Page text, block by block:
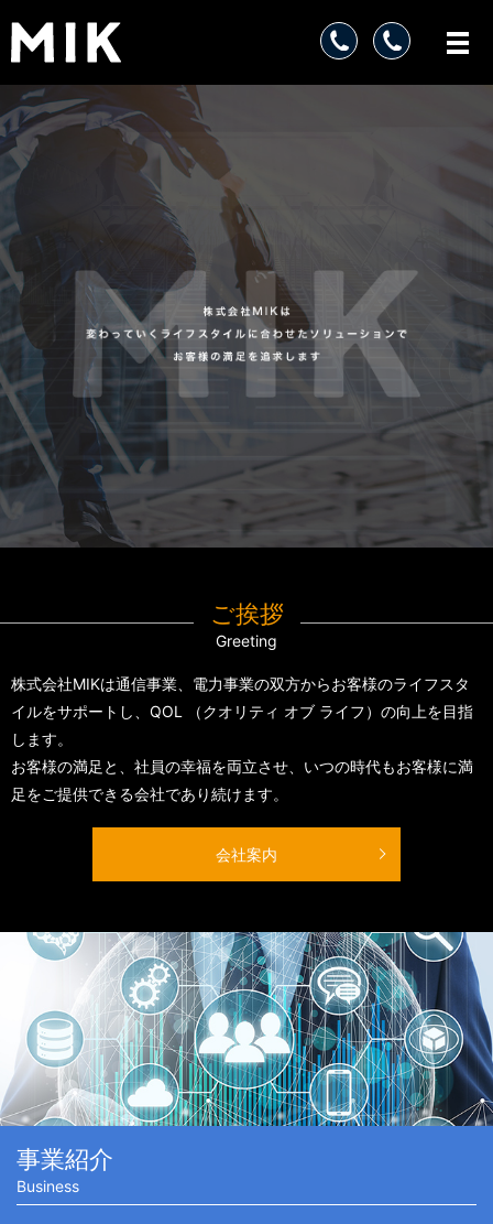
ご挨拶
Greeting
株式会社MIKは通信事業、電力事業の双方からお客様のライフスタ
イルをサポートし、 QOL （クオリティ オブ ライフ）の向上を目指
します。
お客様の満足と、社員の幸福を両立させ、 いつの時代もお客様に満
足をご提供できる会社であり続けます。
会社案内
事業紹介
Business